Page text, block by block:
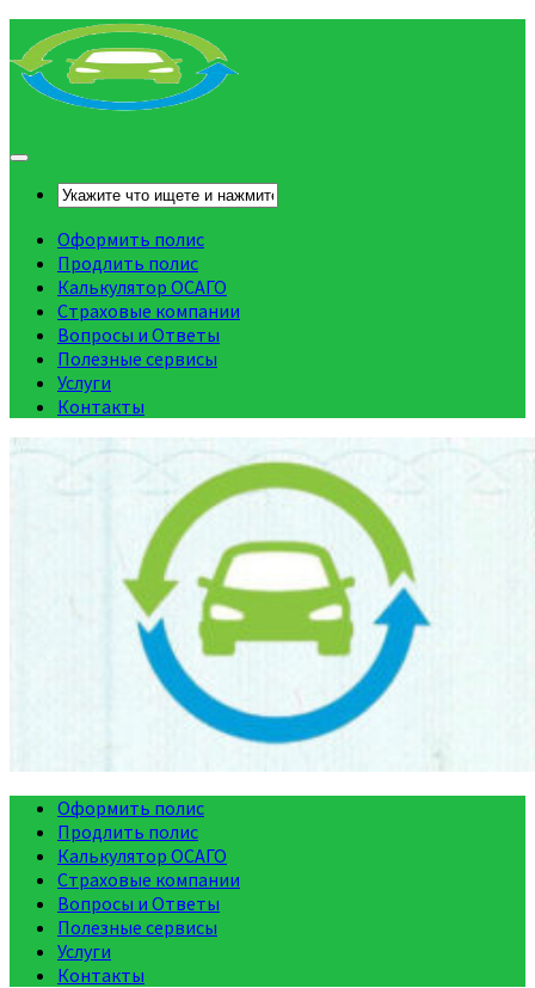
Оформить полис
Продлить полис
Калькулятор ОСАГО
Страховые компании
Вопросы и Ответы
Полезные сервисы
Услуги
Контакты
Оформить полис
Продлить полис
Калькулятор ОСАГО
Страховые компании
Вопросы и Ответы
Полезные сервисы
Услуги
Контакты